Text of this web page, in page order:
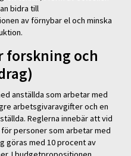
bidra till
av förnybar el och minska
forskning och
anställda som arbetar med
arbetsgivaravgifter och en
Reglerna innebär att vid
personer som arbetar med
göras med 10 procent av